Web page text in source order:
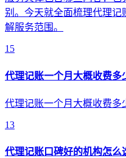
别。今天就全面梳理代理记
解服务范围。
15
代理记账一个月大概收费多
代理记账一个月大概收费多
13
代理记账口碑好的机构怎么